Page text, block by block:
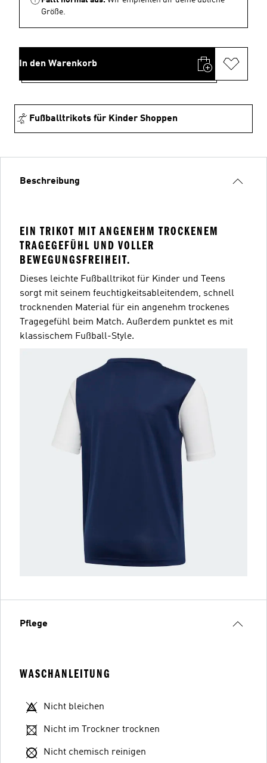
Größe.
In den Warenkorb
Fußballtrikots für Kinder Shoppen
Beschreibung
EIN TRIKOT MIT ANGENEHM TROCKENEM
TRAGEGEFÜHL UND VOLLER
BEWEGUNGSFREIHEIT.
Dieses leichte Fußballtrikot für Kinder und Teens
sorgt mit seinem feuchtigkeitsableitendem, schnell
trocknenden Material für ein angenehm trockenes
Tragegefühl beim Match. Außerdem punktet es mit
klassischem Fußball-Style.
Pflege
WASCHANLEITUNG
Nicht bleichen
Nicht im Trockner trocknen
Nicht chemisch reinigen